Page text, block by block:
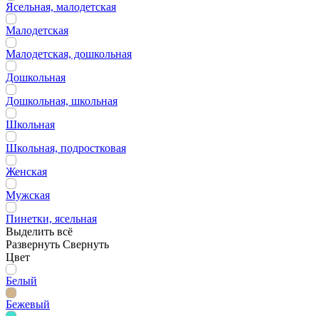
Ясельная, малодетская
Малодетская
Малодетская, дошкольная
Дошкольная
Дошкольная, школьная
Школьная
Школьная, подростковая
Женская
Мужская
Пинетки, ясельная
Выделить всё
Развернуть Свернуть
Цвет
Белый
Бежевый